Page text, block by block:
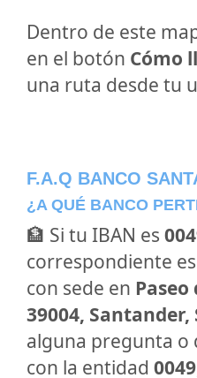
Dentro de este
en el botón Cómo
una ruta desde tu
F.A.Q BANCO
¿A QUÉ BANCO
🏦 Si tu IBAN es
correspondiente es
con sede en Paseo
39004, Santander,
alguna pregunta o
con la entidad 0049